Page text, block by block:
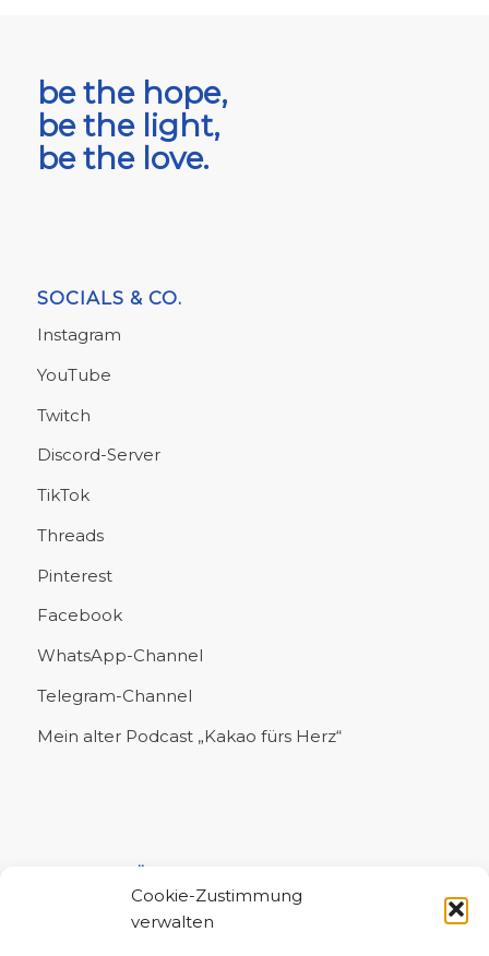
Cookie-Zustimmung
verwalten
be the hope,
be the light,
be the love.
SOCIALS & CO.
Instagram
YouTube
Twitch
Discord-Server
TikTok
Threads
Pinterest
Facebook
WhatsApp-Channel
Telegram-Channel
Mein alter Podcast „Kakao fürs Herz“